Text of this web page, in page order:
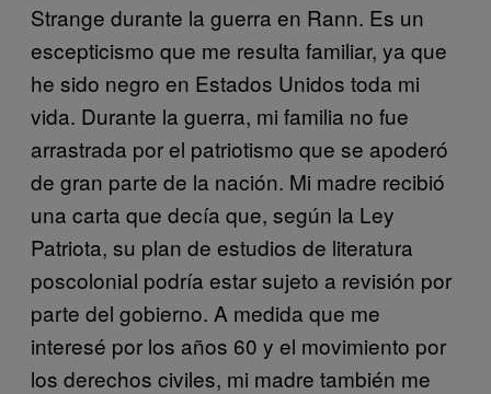
Strange durante la guerra en Rann. Es un
escepticismo que me resulta familiar, ya que
he sido negro en Estados Unidos toda mi
vida. Durante la guerra, mi familia no fue
arrastrada por el patriotismo que se apoderó
de gran parte de la nación. Mi madre recibió
una carta que decía que, según la Ley
Patriota, su plan de estudios de literatura
poscolonial podría estar sujeto a revisión por
parte del gobierno. A medida que me
interesé por los años 60 y el movimiento por
los derechos civiles, mi madre también me